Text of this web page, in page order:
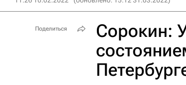
Сорокин:
Поделиться